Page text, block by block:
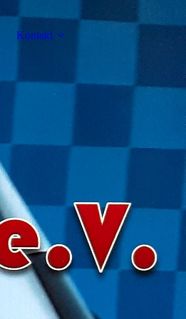
Kontakt